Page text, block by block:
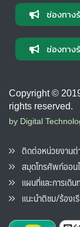
ช่องทาง
ช่องทาง
Copyright ©
rights reserved.
by Digital
ติดต่อหน่วยงานต่
สมุดโทรศัพท์ออน
แผนที่และการเดิน
แนะนำติชม/ร้องเ